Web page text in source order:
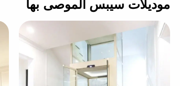
موديلات سيبس الموصى بها